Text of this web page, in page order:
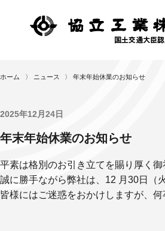
ホーム 〉 ニュース 〉 年末年始休業のお知らせ
2025年12月24日
年末年始休業のお知らせ
平素は格別のお引き立てを賜り厚く御
誠に勝手ながら弊社は、12 月30日（
皆様にはご迷惑をおかけしますが、